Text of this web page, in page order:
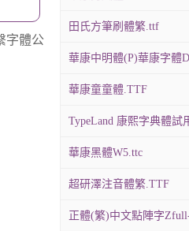
字體公
田氏方筆刷體繁.ttf
華康中明體(P)華康字體
華康童童體.TTF
TypeLand 康熙字典體試
華康黑體W5.ttc
超研澤注音體繁.TTF
正體(繁)中文點陣字